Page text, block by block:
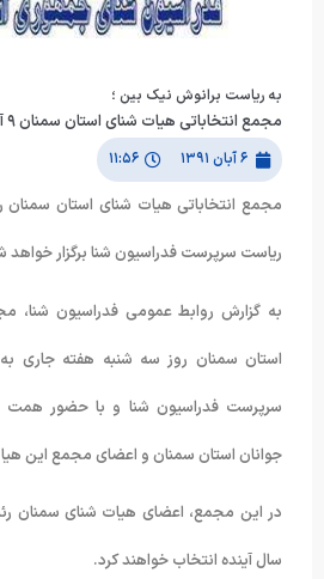
به ریاست برانوش نیک بین ؛
مجمع انتخاباتی هیات شنای استان سمنان ٩ آبان برگزار می شود
۶ آبان ۱۳۹۱ ۱۱:۵۶
ریاست سرپرست فدراسیون شنا برگزار خواهد
به گزارش روابط عمومی فدراسیون شنا،
استان سمنان روز سه شنبه هفته جاری
سرپرست فدراسیون شنا و با حضور همت
جوانان استان سمنان و اعضای مجمع این
در این مجمع، اعضای هیات شنای سمنان
سال آینده انتخاب خواهند کرد.